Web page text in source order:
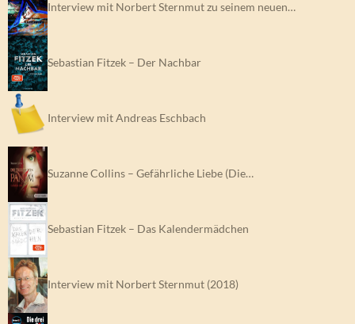
Interview mit Norbert Sternmut zu seinem neuen…
Sebastian Fitzek – Der Nachbar
Interview mit Andreas Eschbach
Suzanne Collins – Gefährliche Liebe (Die…
Sebastian Fitzek – Das Kalendermädchen
Interview mit Norbert Sternmut (2018)